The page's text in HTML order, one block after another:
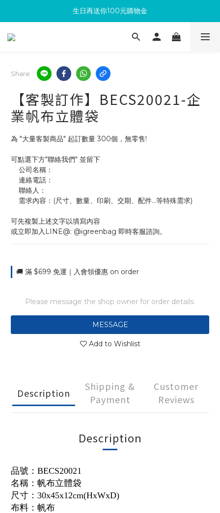
滿300回饋10%購物金
生日再送你100元購物金
加入成為新會員 馬上領取50元購物金
Share
【客製訂作】BECS20021-企
業帆布立體袋
為 "大量客製商品" 起訂數量 300個，無零售!
可點選下方"聯絡我們" 並留下
    公司名稱：
    連絡電話：
    聯絡人：
    需求內容：(尺寸、數量、印刷、交期、配件...等特殊需求)
可先複製上述文字以填寫內容
或立即加入LINE@: @igreenbag 即時客服諮詢。
🚚 滿 $699 免運｜入會領優惠 on order
Please message the shop owner for order details.
MESSAGE
Add to Wishlist
Description
Shipping &
Payment
Customer
Reviews
Description
品號： BECS20021
名稱：帆布立體袋
尺寸：30x45x12cm(HxWxD)
布料：帆布